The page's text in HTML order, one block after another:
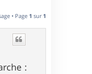
• Page 1 sur 1
: